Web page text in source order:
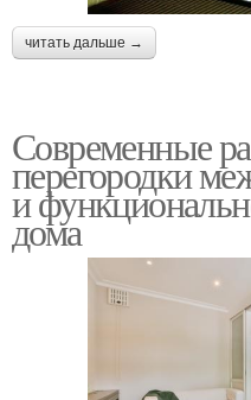
читать дальше →
Современные
перегородки
и
дома